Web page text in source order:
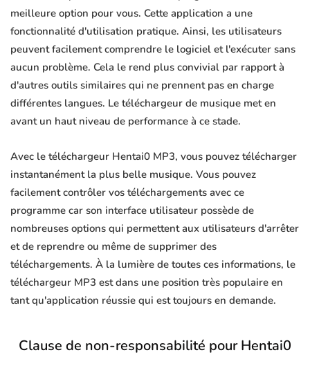
meilleure option pour vous. Cette application a une
fonctionnalité d'utilisation pratique. Ainsi, les utilisateurs
peuvent facilement comprendre le logiciel et l'exécuter sans
aucun problème. Cela le rend plus convivial par rapport à
d'autres outils similaires qui ne prennent pas en charge
différentes langues. Le téléchargeur de musique met en
avant un haut niveau de performance à ce stade.
Avec le téléchargeur Hentai0 MP3, vous pouvez télécharger
instantanément la plus belle musique. Vous pouvez
facilement contrôler vos téléchargements avec ce
programme car son interface utilisateur possède de
nombreuses options qui permettent aux utilisateurs d'arrêter
et de reprendre ou même de supprimer des
téléchargements. À la lumière de toutes ces informations, le
téléchargeur MP3 est dans une position très populaire en
tant qu'application réussie qui est toujours en demande.
Clause de non-responsabilité pour Hentai0